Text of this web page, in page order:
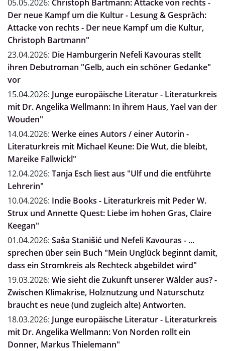
05.05.2026: Christoph Bartmann: Attacke von rechts -
Der neue Kampf um die Kultur - Lesung & Gespräch:
Attacke von rechts - Der neue Kampf um die Kultur,
Christoph Bartmann"
23.04.2026: Die Hamburgerin Nefeli Kavouras stellt
ihren Debutroman "Gelb, auch ein schöner Gedanke"
vor
15.04.2026: Junge europäische Literatur - Literaturkreis
mit Dr. Angelika Wellmann: In ihrem Haus, Yael van der
Wouden"
14.04.2026: Werke eines Autors / einer Autorin -
Literaturkreis mit Michael Keune: Die Wut, die bleibt,
Mareike Fallwickl"
12.04.2026: Tanja Esch liest aus "Ulf und die entführte
Lehrerin"
10.04.2026: Indie Books - Literaturkreis mit Peder W.
Strux und Annette Quest: Liebe im hohen Gras, Claire
Keegan"
01.04.2026: Saša Stanišić und Nefeli Kavouras - ...
sprechen über sein Buch "Mein Unglück beginnt damit,
dass ein Stromkreis als Rechteck abgebildet wird"
19.03.2026: Wie sieht die Zukunft unserer Wälder aus? -
Zwischen Klimakrise, Holznutzung und Naturschutz
braucht es neue (und zugleich alte) Antworten.
18.03.2026: Junge europäische Literatur - Literaturkreis
mit Dr. Angelika Wellmann: Von Norden rollt ein
Donner, Markus Thielemann"